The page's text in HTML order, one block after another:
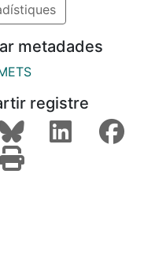
metadades
registre